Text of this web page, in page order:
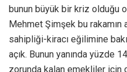
bunun büyük bir kriz olduğu
Mehmet Şimşek bu
sahipliği-kiracı eğilimine
açık. Bunun yanında yüzde
zorunda kalan emekliler için